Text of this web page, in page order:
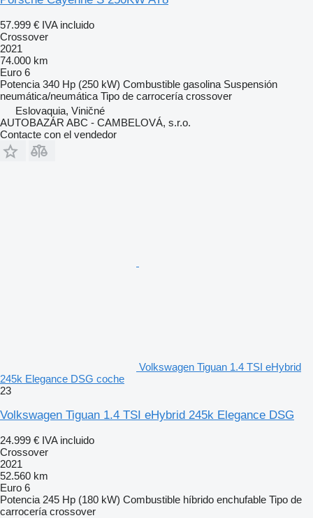
57.999 € IVA incluido
Crossover
2021
74.000 km
Euro 6
Potencia 340 Hp (250 kW) Combustible gasolina Suspensión
neumática/neumática Tipo de carrocería crossover
Eslovaquia, Viničné
AUTOBAZÁR ABC - CAMBELOVÁ, s.r.o.
Contacte con el vendedor
Volkswagen Tiguan 1.4 TSI eHybrid
245k Elegance DSG coche
23
Volkswagen Tiguan 1.4 TSI eHybrid 245k Elegance DSG
24.999 € IVA incluido
Crossover
2021
52.560 km
Euro 6
Potencia 245 Hp (180 kW) Combustible híbrido enchufable Tipo de
carrocería crossover